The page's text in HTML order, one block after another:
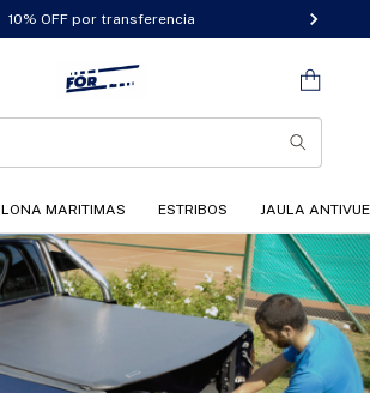
10% OFF por transferencia
LONA MARITIMAS ESTRIBOS JAULA